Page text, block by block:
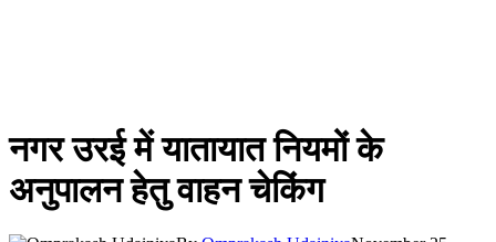
नगर उरई में यातायात नियमों के
अनुपालन हेतु वाहन चेकिंग